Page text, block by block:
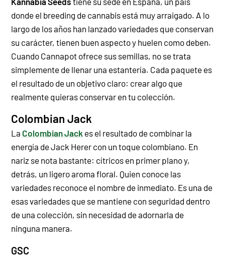
donde el breeding de cannabis está muy arraigado. A lo
largo de los años han lanzado variedades que conservan
su carácter, tienen buen aspecto y huelen como deben.
Cuando Cannapot ofrece sus semillas, no se trata
simplemente de llenar una estantería. Cada paquete es
el resultado de un objetivo claro: crear algo que
realmente quieras conservar en tu colección.
Colombian Jack
La Colombian Jack es el resultado de combinar la
energía de Jack Herer con un toque colombiano. En
nariz se nota bastante: cítricos en primer plano y,
detrás, un ligero aroma floral. Quien conoce las
variedades reconoce el nombre de inmediato. Es una de
esas variedades que se mantiene con seguridad dentro
de una colección, sin necesidad de adornarla de
ninguna manera.
GSC